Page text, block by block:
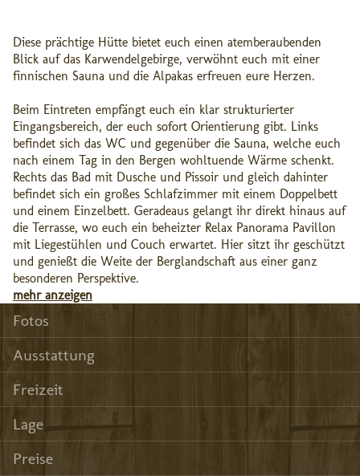
Diese prächtige Hütte bietet euch einen atemberaubenden
Blick auf das Karwendelgebirge, verwöhnt euch mit einer
finnischen Sauna und die Alpakas erfreuen eure Herzen.
Beim Eintreten empfängt euch ein klar strukturierter
Eingangsbereich, der euch sofort Orientierung gibt. Links
befindet sich das WC und gegenüber die Sauna, welche euch
nach einem Tag in den Bergen wohltuende Wärme schenkt.
Rechts das Bad mit Dusche und Pissoir und gleich dahinter
befindet sich ein großes Schlafzimmer mit einem Doppelbett
und einem Einzelbett. Geradeaus gelangt ihr direkt hinaus auf
die Terrasse, wo euch ein beheizter Relax Panorama Pavillon
mit Liegestühlen und Couch erwartet. Hier sitzt ihr geschützt
und genießt die Weite der Berglandschaft aus einer ganz
besonderen Perspektive.
mehr anzeigen
Fotos
Ausstattung
Freizeit
Lage
Preise